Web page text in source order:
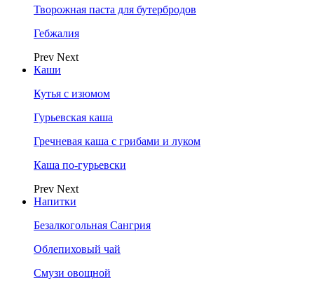
Творожная паста для бутербродов
Гебжалия
Prev Next
Каши
Кутья с изюмом
Гурьевская каша
Гречневая каша с грибами и луком
Каша по-гурьевски
Prev Next
Напитки
Безалкогольная Сангрия
Облепиховый чай
Смузи овощной